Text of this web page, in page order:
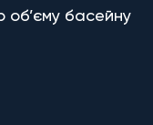
об’єму басейну